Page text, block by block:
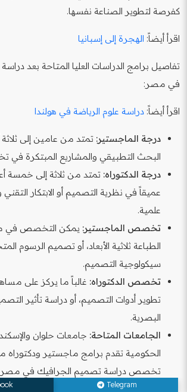
كفرصة لتطوير الصناعة نفسها.
اقرأ أيضاً: الهجرة إلى إسبانيا
تفاصيل برامج الدراسات العليا المتاحة بعد
في مصر:
اقرأ أيضاً: دراسة علوم الرياضة في هولندا
درجة الماجستير: تمتد من عامين إلى ثلاثة
البحث التطبيقي والمشاريع المبتكرة
درجة الدكتوراه: تمتد من ثلاثة إلى خمسة
عميقاً في نظرية التصميم أو الابتكار
علمية.
تخصص الماجستير: يمكن التخصص في
الطباعة ثلاثية الأبعاد، أو تصميم الرسوم
سيكولوجية التصميم.
تخصص الدكتوراه: غالباً ما يركز على
تطوير أدوات التصميم، أو دراسة تأثير
البصرية.
الجامعات المتاحة: جامعات حلوان
الحكومية تقدم برامج ماجستير
تخصص دراسة تصميم الجرافيك في
Telegram